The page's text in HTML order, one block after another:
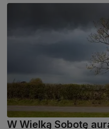
W Wielką Sobotę